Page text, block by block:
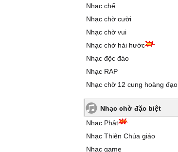
Nhạc chế
Nhạc chờ cười
Nhạc chờ vui
Nhạc chờ hài hước
Nhạc độc đáo
Nhạc RAP
Nhạc chờ 12 cung hoàng đạo
Nhạc chờ đặc biệt
Nhạc Phật
Nhạc Thiên Chúa giáo
Nhạc game